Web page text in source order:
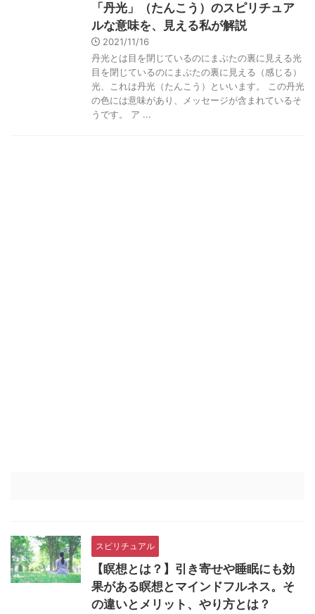
「丹光」（たんこう）のスピリチュア
ルな意味を、見える私が解説
2021/11/16
丹光とは目を閉じているのにまぶたの裏に見える光
目を閉じているのにまぶたの裏に見える（感じる）
光、これは丹光（たんこう）といいます。 この丹光
の色には意味があり、メッセージが含まれているそ
うです。 ア ...
スピリチュアル
【瞑想とは？】引き寄せや睡眠にも効
果がある瞑想とマインドフルネス。そ
の違いとメリット、やり方とは？